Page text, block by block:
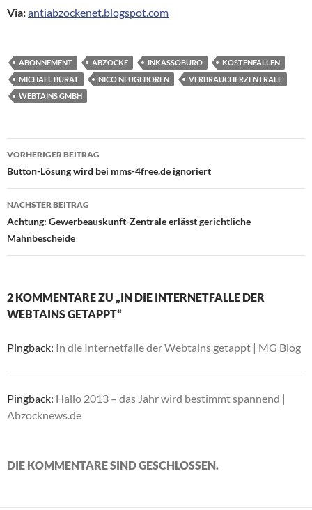
Via:antiabzockenet.blogspot.com
ABONNEMENT ABZOCKE INKASSOBÜRO
KOSTENFALLEN
MICHAEL BURAT
NICO NEUGEBOREN
VERBRAUCHERZENTRALE
WEBTAINS GMBH
Beitragsnavigation
VORHERIGER BEITRAG
Button-Lösung wird bei mms-4free.de ignoriert
NÄCHSTER BEITRAG
Achtung: Gewerbeauskunft-Zentrale erlässt gerichtliche
Mahnbescheide
2 KOMMENTARE ZU „IN DIE INTERNETFALLE DER
WEBTAINS GETAPPT“
Pingback: In die Internetfalle der Webtains getappt | MG Blog
Pingback: Hallo 2013 – das Jahr wird bestimmt spannend |
Abzocknews.de
DIE KOMMENTARE SIND GESCHLOSSEN.